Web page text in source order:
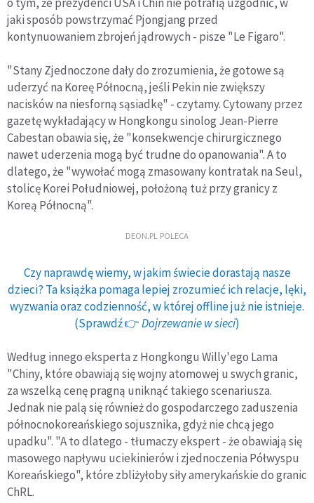
jaki sposób powstrzymać Pjongjang przed
kontynuowaniem zbrojeń jądrowych - pisze "Le Figaro".
"Stany Zjednoczone dały do zrozumienia, że gotowe są
uderzyć na Koreę Północną, jeśli Pekin nie zwiększy
nacisków na niesforną sąsiadkę" - czytamy. Cytowany przez
gazetę wykładający w Hongkongu sinolog Jean-Pierre
Cabestan obawia się, że "konsekwencje chirurgicznego
nawet uderzenia mogą być trudne do opanowania". A to
dlatego, że "wywołać mogą zmasowany kontratak na Seul,
stolicę Korei Południowej, położoną tuż przy granicy z
Koreą Północną".
DEON.PL POLECA
Czy naprawdę wiemy, w jakim świecie dorastają nasze
dzieci? Ta książka pomaga lepiej zrozumieć ich relacje, lęki,
wyzwania oraz codzienność, w której offline już nie istnieje.
(Sprawdź 👉Dojrzewanie w sieci)
Według innego eksperta z Hongkongu Willy'ego Lama
"Chiny, które obawiają się wojny atomowej u swych granic,
za wszelką cenę pragną uniknąć takiego scenariusza.
Jednak nie palą się również do gospodarczego zaduszenia
północnokoreańskiego sojusznika, gdyż nie chcą jego
upadku". "A to dlatego - tłumaczy ekspert - że obawiają się
masowego napływu uciekinierów i zjednoczenia Półwyspu
Koreańskiego", które zbliżyłoby siły amerykańskie do granic
ChRL.